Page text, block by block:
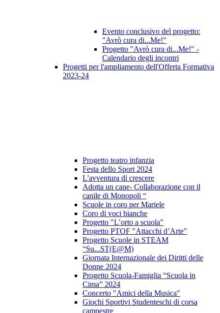
Evento conclusivo del progetto:
"Avrò cura di...Me!"
Progetto "Avrò cura di...Me!" -
Calendario degli incontri
Progetti per l'ampliamento dell'Offerta Formativa
2023-24
Progetto teatro infanzia
Festa dello Sport 2024
L'avventura di crescere
Adotta un cane- Collaborazione con il
canile di Monopoli “
Scuole in coro per Mariele
Coro di voci bianche
Progetto "L’orto a scuola"
Progetto PTOF "Attacchi d’Arte"
Progetto Scuole in STEAM
“Su...ST(E@M)
Giornata Internazionale dei Diritti delle
Donne 2024
Progetto Scuola-Famiglia “Scuola in
Cima” 2024
Concerto "Amici della Musica"
Giochi Sportivi Studenteschi di corsa
campestre